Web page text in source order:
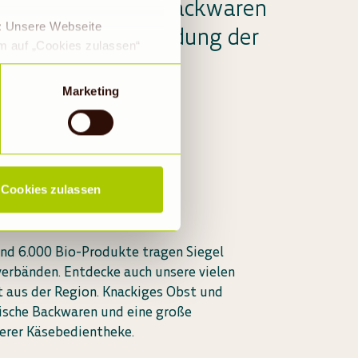
Unsere Webseite
auf „Cookies zulassen“
GVO eingewilligt, dass
Land mit einem nach
Risiko, dass die Daten
Marketing
Cookies zulassen
über köstliche Backwaren
Bio-Kleidung der
6.000 Bio-Produkte tragen Siegel
Entdecke auch unsere vielen
der Region. Knackiges Obst und
Backwaren und eine große
Käsebedientheke.